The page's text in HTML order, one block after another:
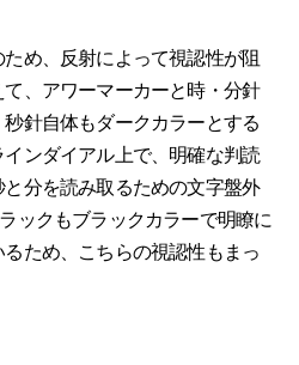
め、反射によって視認性が阻
、アワーマーカーと時・分針
針自体もダークカラーとする
ンダイアル上で、明確な判読
分を読み取るための文字盤外
ックもブラックカラーで明瞭に
ため、こちらの視認性もまっ